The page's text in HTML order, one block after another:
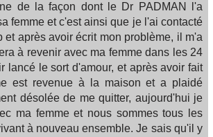
de la façon dont le Dr PADMAN l'a
femme et c'est ainsi que je l'ai contacté
et après avoir écrit mon problème, il m'a
à revenir avec ma femme dans les 24
lancé le sort d'amour, et après avoir fait
est revenue à la maison et a plaidé
désolée de me quitter, aujourd'hui je
ma femme et nous sommes tous les
à nouveau ensemble. Je sais qu'il y